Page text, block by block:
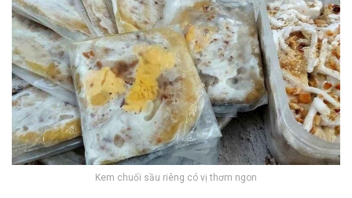
Kem chuối sầu riêng có vị thơm ngon